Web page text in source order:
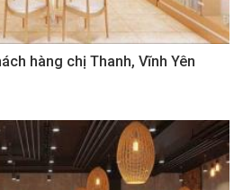
hàng chị Thanh, Vĩnh Yên